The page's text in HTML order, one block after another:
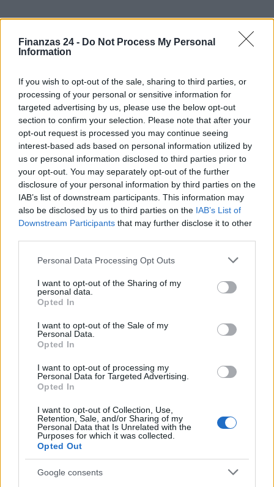
Finanzas 24 - Do Not Process My Personal
Information
If you wish to opt-out of the sale, sharing to third parties, or
processing of your personal or sensitive information for
targeted advertising by us, please use the below opt-out
section to confirm your selection. Please note that after your
opt-out request is processed you may continue seeing
interest-based ads based on personal information utilized by
us or personal information disclosed to third parties prior to
your opt-out. You may separately opt-out of the further
disclosure of your personal information by third parties on the
IAB’s list of downstream participants. This information may
also be disclosed by us to third parties on the IAB’s List of
Downstream Participants that may further disclose it to other
Please note that this website/app uses one or more Google
not limited to your visit or usage behaviour. You may click to
grant or deny consent to Google and its third-party tags to
use your data for below specified purposes in below Google
consent section.
Personal Data Processing Opt Outs
I want to opt-out of the Sharing of my
personal data.
Opted In
I want to opt-out of the Sale of my
Personal Data.
Opted In
I want to opt-out of processing my
Personal Data for Targeted Advertising.
Opted In
I want to opt-out of Collection, Use,
Retention, Sale, and/or Sharing of my
Personal Data that Is Unrelated with the
Purposes for which it was collected.
Opted Out
Google consents
Sigue leyendo
El Brent cae un 8.3% y arrastra a las materias primas
Lucía Herrera · 7 Ago 2026